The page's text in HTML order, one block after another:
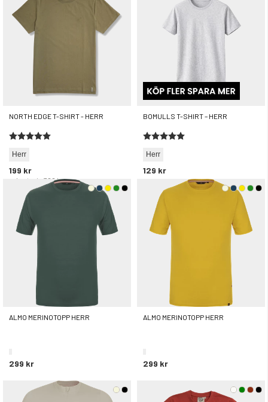
NORTH EDGE T-SHIRT - HERR
Herr
199 kr
rek. utpris 399 kr
Betyg:
5.0 utav 5 stjärnor
BOMULLS T-SHIRT – HERR
Herr
129 kr
Betyg:
5.0 utav 5 stjärnor
ALMO MERINOTOPP HERR
299 kr
ALMO MERINOTOPP HERR
299 kr